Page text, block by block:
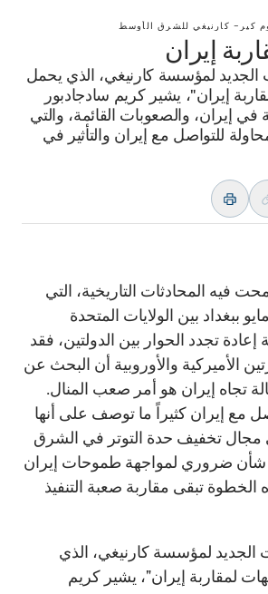
كير– كارنيغي للشرق الأوسط
إيران
لمؤسسة كارنيغي، الذي يحمل
إيران"، يشير كريم سادجادبور
في إيران، والصعوبات القائمة، والتي
للتواصل مع إيران والتأثير في
فيه المحادثات التاريخية، التي
أيار/مايو ببغداد بين الولايات المتحدة
إعادة تجدد الحوار بين الدولتين، فقد
الأميركية والأوروبية أن البحث عن
تجاه إيران هو أمر صعب المنال.
مع إيران كثيراً ما توصف على أنها
تخفيف حدة التوتر في الشرق
شأن ضروري لمواجهة طموحات إيران
الخطوة تبقى مقاربة صعبة التنفيذ
الجديد لمؤسسة كارنيغي، الذي
لمقاربة إيران"، يشير كريم